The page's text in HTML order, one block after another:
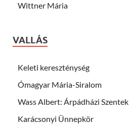
Wittner Mária
VALLÁS
Keleti kereszténység
Ómagyar Mária-Siralom
Wass Albert: Árpádházi Szentek
Karácsonyi Ünnepkör